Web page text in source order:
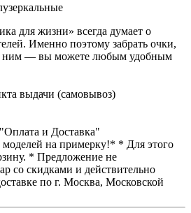
для жизни» всегда думает о
Именно поэтому забрать очки,
ним — вы можете любым удобным
выдачи (самовывоз)
и Доставка"
моделей на примерку!* * Для этого
* Предложение не
со скидками и действительно
по г. Москва, Московской